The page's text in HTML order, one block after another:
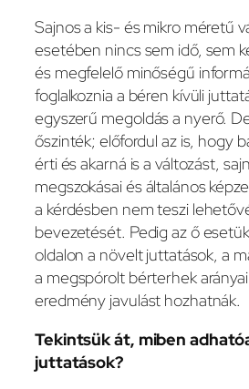
Sajnos a kis- és mikro méretű
esetében nincs sem idő, sem
és megfelelő minőségű
foglalkoznia a béren kívüli
egyszerű megoldás a nyerő.
őszinték; előfordul az is, hogy
érti és akarná is a változást,
megszokásai és általános
a kérdésben nem teszi
bevezetését. Pedig az ő
oldalon a növelt juttatások, a
a megspórolt bérterhek
eredmény javulást hozhatnák.
Tekintsük át, miben
juttatások?